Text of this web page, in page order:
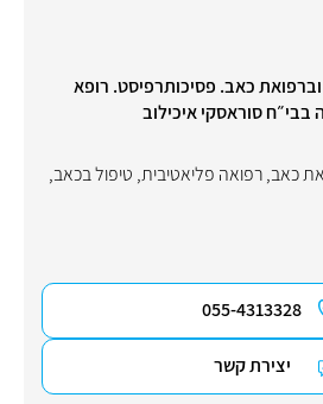
כאב. פסיכותרפיסט. רופא
סוראסקי איכילוב
כאב,רפואה פליאטיבית, טיפול בכאב,
055-4313328
יצירת קשר